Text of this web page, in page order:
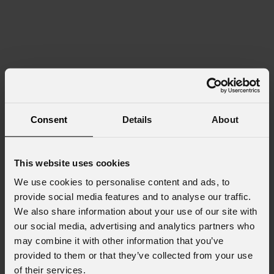
Consent Details About
This website uses cookies
We use cookies to personalise content and ads, to
provide social media features and to analyse our traffic.
We also share information about your use of our site with
our social media, advertising and analytics partners who
may combine it with other information that you’ve
provided to them or that they’ve collected from your use
of their services.